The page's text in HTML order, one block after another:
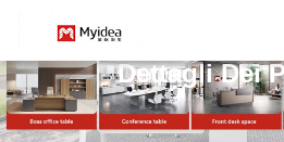
Dettagli Dei